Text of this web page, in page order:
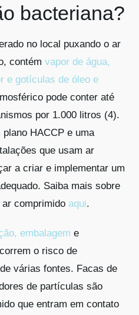
bacteriana?
no local puxando o ar
contém vapor de água,
e gotículas de óleo e
pode conter até
por 1.000 litros (4).
HACCP e uma
que usam ar
a criar e implementar um
Saiba mais sobre
comprimido aqui.
embalagem e
correm o risco de
várias fontes. Facas de
de partículas são
que entram em contato